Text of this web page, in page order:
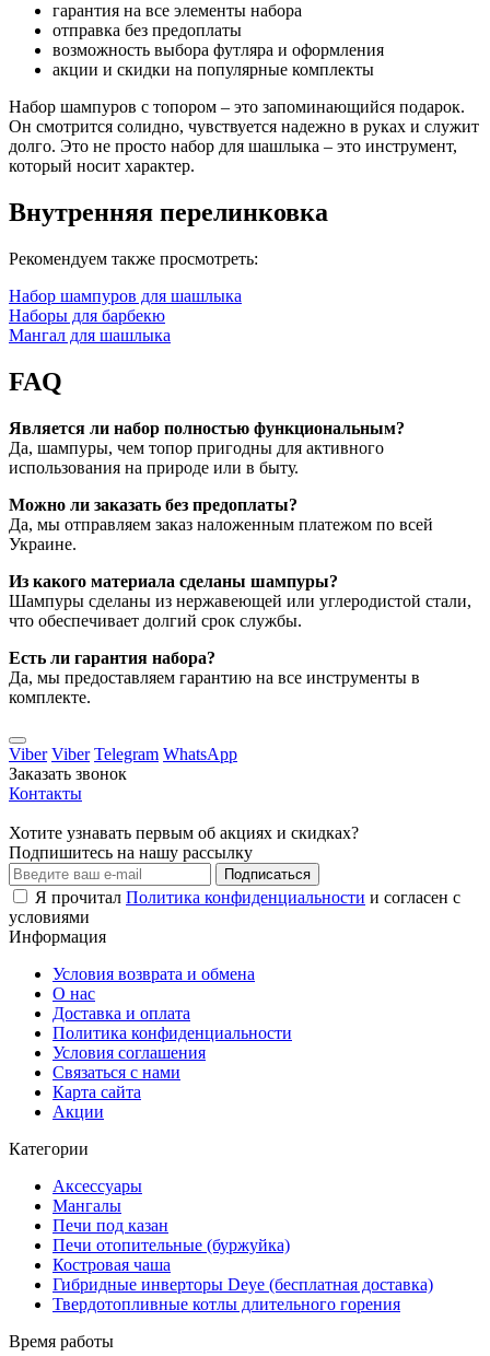
гарантия на все элементы набора
отправка без предоплаты
возможность выбора футляра и оформления
акции и скидки на популярные комплекты
Набор шампуров с топором – это запоминающийся подарок.
Он смотрится солидно, чувствуется надежно в руках и служит
долго. Это не просто набор для шашлыка – это инструмент,
который носит характер.
Внутренняя перелинковка
Рекомендуем также просмотреть:
Набор шампуров для шашлыка
Наборы для барбекю
Мангал для шашлыка
FAQ
Является ли набор полностью функциональным?
Да, шампуры, чем топор пригодны для активного
использования на природе или в быту.
Можно ли заказать без предоплаты?
Да, мы отправляем заказ наложенным платежом по всей
Украине.
Из какого материала сделаны шампуры?
Шампуры сделаны из нержавеющей или углеродистой стали,
что обеспечивает долгий срок службы.
Есть ли гарантия набора?
Да, мы предоставляем гарантию на все инструменты в
комплекте.
Viber Viber Telegram WhatsApp
Заказать звонок
Контакты
Хотите узнавать первым об акциях и скидках?
Подпишитесь на нашу рассылку
Подписаться
Я прочитал Политика конфиденциальности и согласен с
условиями
Информация
Условия возврата и обмена
О нас
Доставка и оплата
Политика конфиденциальности
Условия соглашения
Связаться с нами
Карта сайта
Акции
Категории
Аксессуары
Мангалы
Печи под казан
Печи отопительные (буржуйка)
Костровая чаша
Гибридные инверторы Deye (бесплатная доставка)
Твердотопливные котлы длительного горения
Время работы